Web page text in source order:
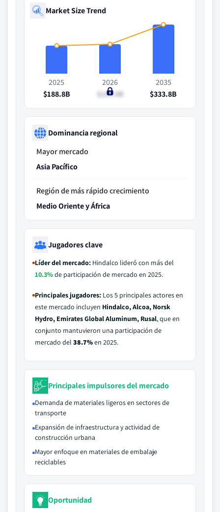
Market Size Trend
2025
$188.8B
2026
$199.9B
2035
$333.8B
Dominancia regional
Mayor mercado
Asia Pacífico
Región de más rápido crecimiento
Medio Oriente y África
Jugadores clave
Líder del mercado: Hindalco lideró con más del
10.3%de participación de mercado en 2025.
Principales jugadores: Los 5 principales actores en
este mercado incluyen Hindalco, Alcoa, Norsk
Hydro, Emirates Global Aluminum, Rusal, que en
conjunto mantuvieron una participación de
mercado del 38.7%en 2025.
Principales impulsores del mercado
Demanda de materiales ligeros en sectores de
transporte
Expansión de infraestructura y actividad de
construcción urbana
Mayor enfoque en materiales de embalaje
reciclables
Oportunidad